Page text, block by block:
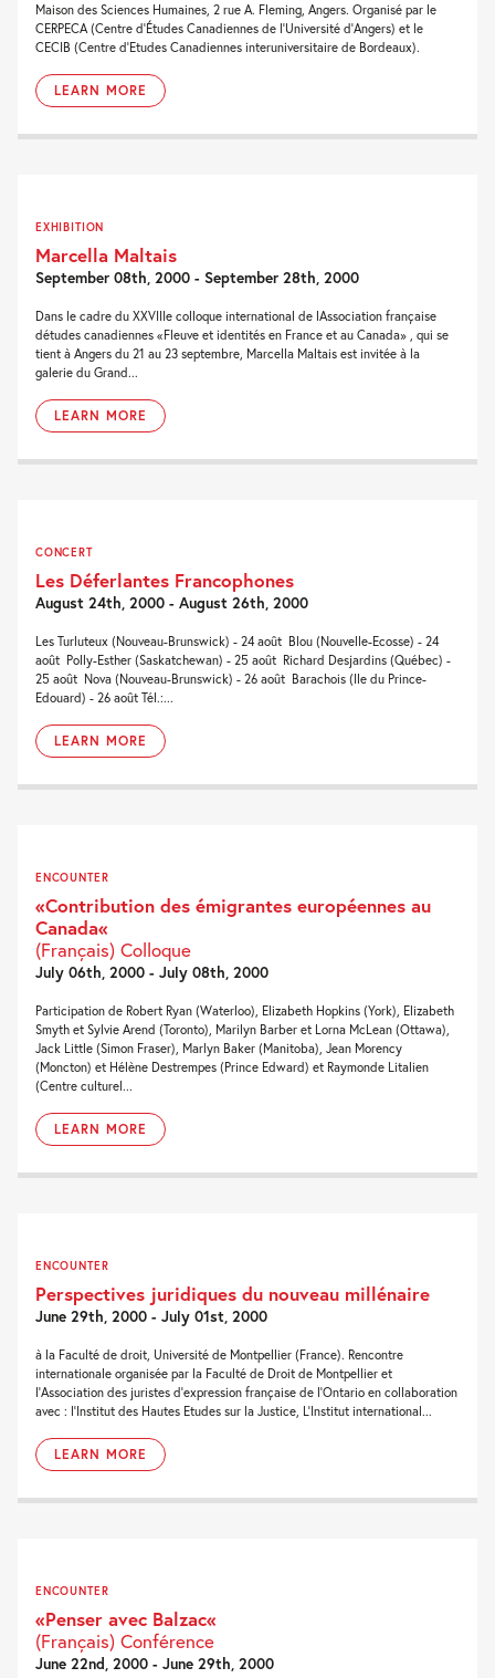
Maison des Sciences Humaines, 2 rue A. Fleming, Angers. Organisé par le
CERPECA (Centre d'Études Canadiennes de l'Université d'Angers) et le
CECIB (Centre d'Etudes Canadiennes interuniversitaire de Bordeaux).
LEARN MORE
EXHIBITION
Marcella Maltais
September 08th, 2000 - September 28th, 2000
Dans le cadre du XXVIIIe colloque international de lAssociation française
détudes canadiennes «Fleuve et identités en France et au Canada» , qui se
tient à Angers du 21 au 23 septembre, Marcella Maltais est invitée à la
galerie du Grand...
LEARN MORE
CONCERT
Les Déferlantes Francophones
August 24th, 2000 - August 26th, 2000
Les Turluteux (Nouveau-Brunswick) - 24 août  Blou (Nouvelle-Ecosse) - 24
août  Polly-Esther (Saskatchewan) - 25 août  Richard Desjardins (Québec) -
25 août  Nova (Nouveau-Brunswick) - 26 août  Barachois (Ile du Prince-
Edouard) - 26 août Tél.:...
LEARN MORE
ENCOUNTER
«Contribution des émigrantes européennes au
Canada«
(Français) Colloque
July 06th, 2000 - July 08th, 2000
Participation de Robert Ryan (Waterloo), Elizabeth Hopkins (York), Elizabeth
Smyth et Sylvie Arend (Toronto), Marilyn Barber et Lorna McLean (Ottawa),
Jack Little (Simon Fraser), Marlyn Baker (Manitoba), Jean Morency
(Moncton) et Hélène Destrempes (Prince Edward) et Raymonde Litalien
(Centre culturel...
LEARN MORE
ENCOUNTER
Perspectives juridiques du nouveau millénaire
June 29th, 2000 - July 01st, 2000
à la Faculté de droit, Université de Montpellier (France). Rencontre
internationale organisée par la Faculté de Droit de Montpellier et
l'Association des juristes d'expression française de l'Ontario en collaboration
avec : l'Institut des Hautes Etudes sur la Justice, L'Institut international...
LEARN MORE
ENCOUNTER
«Penser avec Balzac«
(Français) Conférence
June 22nd, 2000 - June 29th, 2000